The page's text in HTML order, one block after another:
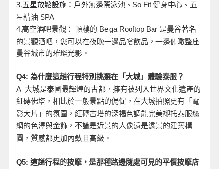
3.五星放鬆設施：戶外無邊際泳池 、 So Fit 健身中心、 五
星精油 SPA
4.高空酒吧景觀： 頂樓的 Belga Rooftop Bar 是曼谷著名
的景觀酒吧，您可以在夜晚一邊品嚐飲品，一邊俯瞰整座
曼谷城市的璀璨光影。
Q4: 為什麼這趟行程特別挑選在「大城」體驗泰服？
A: 大城是泰國最輝煌的古都，擁有被列入世界文化遺產的
紅磚佛塔，相比於一般景點的侷促，在大城拍照更有「電
影大片」的氛圍，紅磚古塔的深褐色調能完美襯托泰服絲
綢的色澤與金飾，不論是近景的人像還是遠景的建築構
圖，質感都更加內斂且高級。
Q5: 這趟行程的按摩，是那種路邊隨處可見的平價按摩店